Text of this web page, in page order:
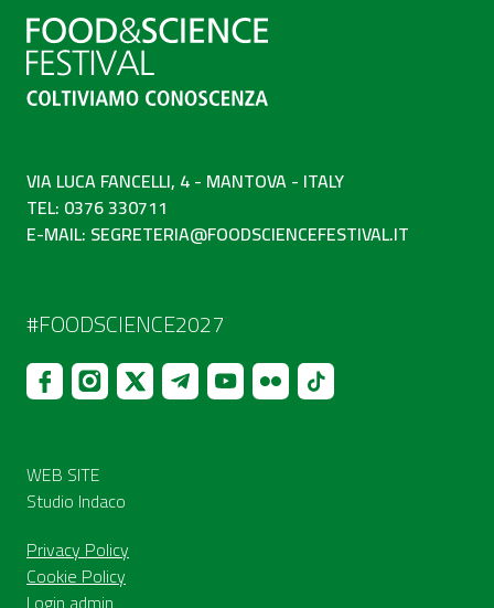
VIA LUCA FANCELLI, 4 - MANTOVA - ITALY
TEL: 0376 330711
E-MAIL: SEGRETERIA@FOODSCIENCEFESTIVAL.IT
#FOODSCIENCE2027
WEB SITE
Studio Indaco
Privacy Policy
Cookie Policy